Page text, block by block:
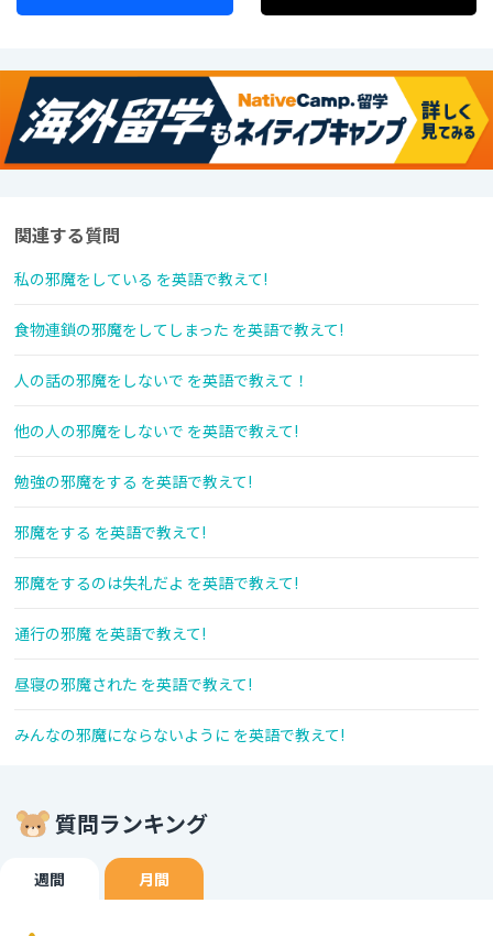
関連する質問
私の邪魔をしている を英語で教えて!
食物連鎖の邪魔をしてしまった を英語で教えて!
人の話の邪魔をしないで を英語で教えて！
他の人の邪魔をしないで を英語で教えて!
勉強の邪魔をする を英語で教えて!
邪魔をする を英語で教えて!
邪魔をするのは失礼だよ を英語で教えて!
通行の邪魔 を英語で教えて!
昼寝の邪魔された を英語で教えて!
みんなの邪魔にならないように を英語で教えて!
質問ランキング
週間 月間